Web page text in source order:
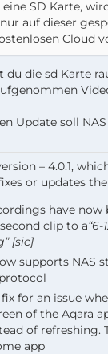
SD Karte,
auf dieser
Cloud
du die sd Karte
Update soll
– 4.0.1,
or updates
have now
clip to a
[sic]
supports NAS
fix for an issue
of the Aqara
of refreshing.
app